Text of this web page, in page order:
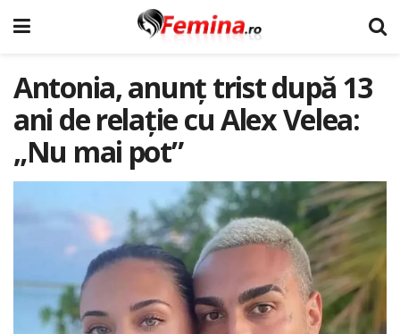
Antonia, anunț trist după 13
ani de relație cu Alex Velea:
„Nu mai pot”